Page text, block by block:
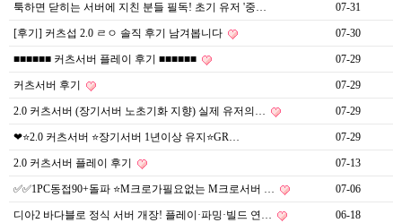
툭하면 닫히는 서버에 지친 분들 필독! 초기 유저 '중… 07-31
[후기] 커츠섭 2.0 ㄹㅇ 솔직 후기 남겨봅니다 07-30
■■■■■■ 커츠서버 플레이 후기 ■■■■■■ 07-29
커츠서버 후기 07-29
2.0 커츠서버 (장기서버 노초기화 지향) 실제 유저의… 07-29
❤⭐️2.0 커츠서버 ⭐️장기서버 1년이상 유지⭐️GR… 07-29
2.0 커츠서버 플레이 후기 07-13
✅✅1PC동접90+돌파 ⭐M크로가필요없는 M크로서버 … 07-06
디아2 바다블로 정식 서버 개장! 플레이·파밍·빌드 연… 06-18